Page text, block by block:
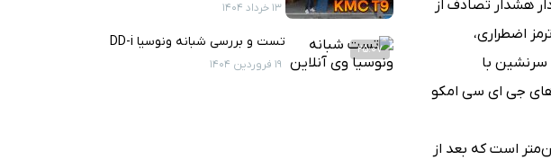
هشدار تصادف از
اضطراری،
سرنشین با
آپشن‌های جی ای سی امکو
نوع ۱.۵ لیتری توربوشارژ به قدرت ۱۷۷ اسب بخار و حداکثر گشتاور ۲۷۰ نیوتن‌متر است که بعد از
13 خرداد 1404
25:07 تست و بررسی شبانه ونوسیا DD-i
19 فروردین 1404